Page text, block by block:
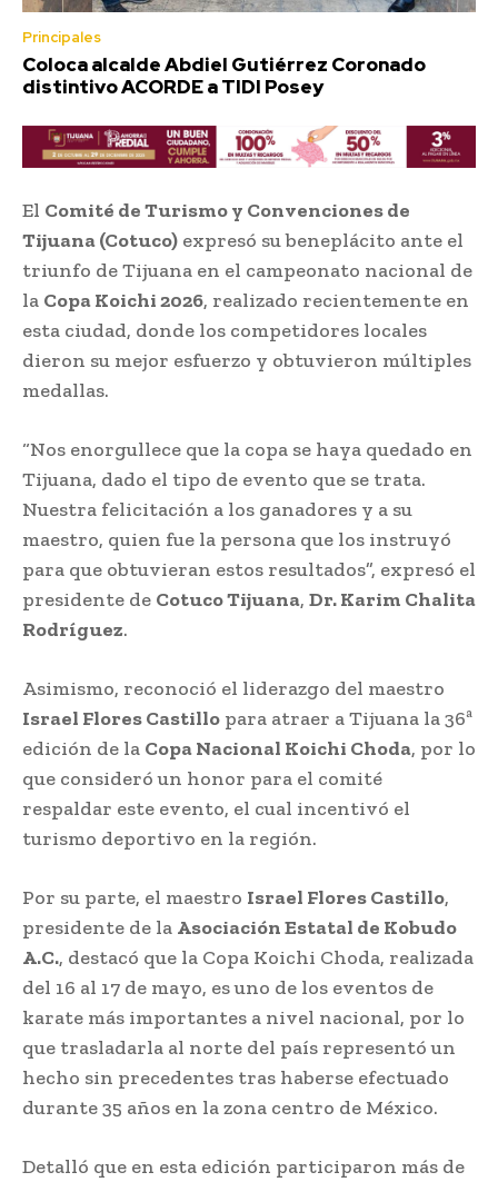
Principales
Coloca alcalde Abdiel Gutiérrez Coronado
distintivo ACORDE a TIDI Posey
El Comité de Turismo y Convenciones de
Tijuana (Cotuco) expresó su beneplácito ante el
triunfo de Tijuana en el campeonato nacional de
la Copa Koichi 2026, realizado recientemente en
esta ciudad, donde los competidores locales
dieron su mejor esfuerzo y obtuvieron múltiples
medallas.
“Nos enorgullece que la copa se haya quedado en
Tijuana, dado el tipo de evento que se trata.
Nuestra felicitación a los ganadores y a su
maestro, quien fue la persona que los instruyó
para que obtuvieran estos resultados”, expresó el
presidente de Cotuco Tijuana, Dr. Karim Chalita
Rodríguez.
Asimismo, reconoció el liderazgo del maestro
Israel Flores Castillo para atraer a Tijuana la 36ª
edición de la Copa Nacional Koichi Choda, por lo
que consideró un honor para el comité
respaldar este evento, el cual incentivó el
turismo deportivo en la región.
Por su parte, el maestro Israel Flores Castillo,
presidente de la Asociación Estatal de Kobudo
A.C., destacó que la Copa Koichi Choda, realizada
del 16 al 17 de mayo, es uno de los eventos de
karate más importantes a nivel nacional, por lo
que trasladarla al norte del país representó un
hecho sin precedentes tras haberse efectuado
durante 35 años en la zona centro de México.
Detalló que en esta edición participaron más de